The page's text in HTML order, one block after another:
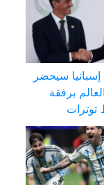
سيحضر
برفقة